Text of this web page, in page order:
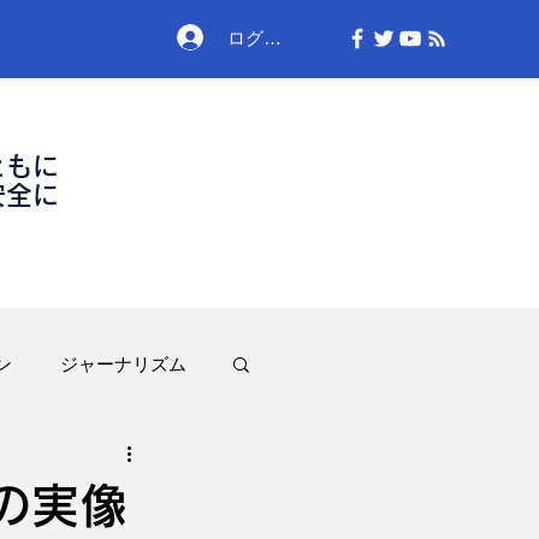
ログイン
に
に
ジャーナリズム
実像